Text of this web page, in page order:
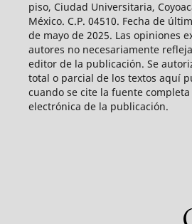
piso, Ciudad Universitaria,
México. C.P. 04510. Fecha de
de mayo de 2025. Las opiniones
autores no necesariamente
editor de la publicación. Se
total o parcial de los textos aquí
cuando se cite la fuente
electrónica de la publicación.